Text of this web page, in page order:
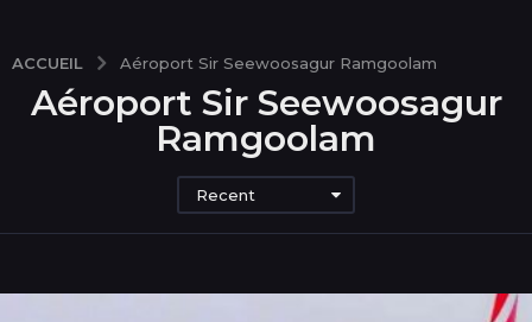
ACCUEIL Aéroport Sir Seewoosagur Ramgoolam
Aéroport Sir Seewoosagur
Ramgoolam
Recent